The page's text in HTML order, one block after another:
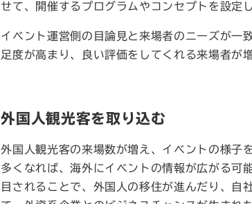
せて、開催するプログラムやコンセプトを設定
イベント運営側の目論見と来場者のニーズが一
足度が高まり、良い評価をしてくれる来場者が
外国人観光客を取り込む
外国人観光客の来場数が増え、イベントの様子
多くなれば、海外にイベントの情報が広がる可
目されることで、外国人の移住が進んだり、自